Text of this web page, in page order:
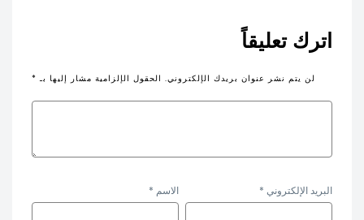
اترك تعليقاً
لن يتم نشر عنوان بريدك الإلكتروني. الحقول الإلزامية مشار إليها بـ *
الاسم * البريد الإلكتروني *